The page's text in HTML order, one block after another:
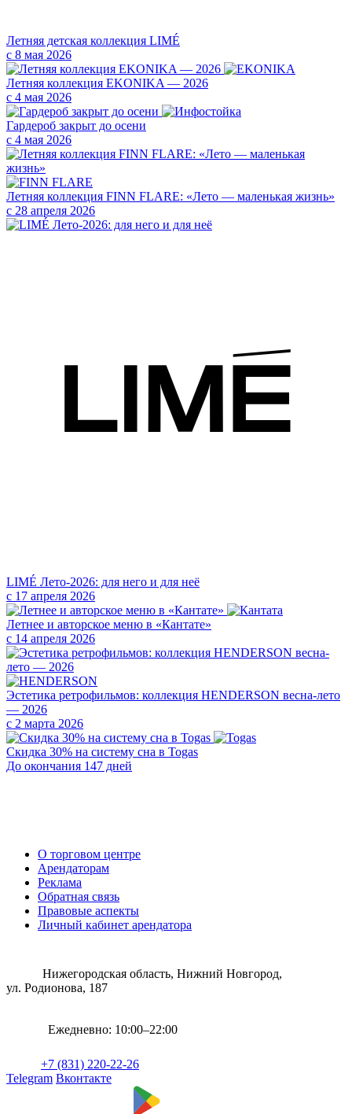
Летняя детская коллекция LIMÉ
с 8 мая 2026
Летняя коллекция EKONIKA — 2026
с 4 мая 2026
Гардероб закрыт до осени
с 4 мая 2026
Летняя коллекция FINN FLARE: «Лето — маленькая жизнь»
с 28 апреля 2026
LIMÉ Лето-2026: для него и для неё
с 17 апреля 2026
Летнее и авторское меню в «Кантате»
с 14 апреля 2026
Эстетика ретрофильмов: коллекция HENDERSON весна-лето
— 2026
с 2 марта 2026
Скидка 30% на систему сна в Togas
До окончания 147 дней
О торговом центре
Арендаторам
Реклама
Обратная связь
Правовые аспекты
Личный кабинет арендатора
Нижегородская область, Нижний Новгород,
ул. Родионова, 187
Ежедневно: 10:00–22:00
+7 (831) 220-22-26
Telegram Вконтакте